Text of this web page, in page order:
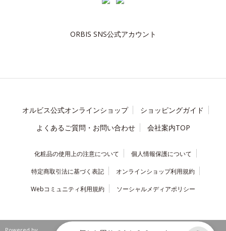
ORBIS SNS公式アカウント
オルビス公式オンラインショップ
ショッピングガイド
よくあるご質問・お問い合わせ
会社案内TOP
化粧品の使用上の注意について 個人情報保護について
特定商取引法に基づく表記 オンラインショップ利用規約
Webコミュニティ利用規約 ソーシャルメディアポリシー